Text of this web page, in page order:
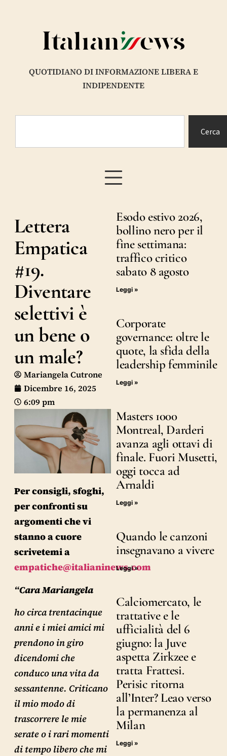
QUOTIDIANO DI INFORMAZIONE LIBERA E
INDIPENDENTE
Cerca
Lettera
Empatica
#19.
Diventare
selettivi è
un bene o
un male?
Mariangela Cutrone
Dicembre 16, 2025
6:09 pm
Per consigli, sfoghi,
per confronti su
argomenti che vi
stanno a cuore
scrivetemi a
empatiche@italianinews.com
“Cara Mariangela
ho circa trentacinque
anni e i miei amici mi
prendono in giro
dicendomi che
conduco una vita da
sessantenne. Criticano
il mio modo di
trascorrere le mie
serate o i rari momenti
di tempo libero che mi
Esodo estivo 2026,
bollino nero per il
fine settimana:
traffico critico
sabato 8 agosto
Leggi »
Corporate
governance: oltre le
quote, la sfida della
leadership femminile
Leggi »
Masters 1000
Montreal, Darderi
avanza agli ottavi di
finale. Fuori Musetti,
oggi tocca ad
Arnaldi
Leggi »
Quando le canzoni
insegnavano a vivere
Leggi »
Calciomercato, le
trattative e le
ufficialità del 6
giugno: la Juve
aspetta Zirkzee e
tratta Frattesi.
Perisic ritorna
all’Inter? Leao verso
la permanenza al
Milan
Leggi »